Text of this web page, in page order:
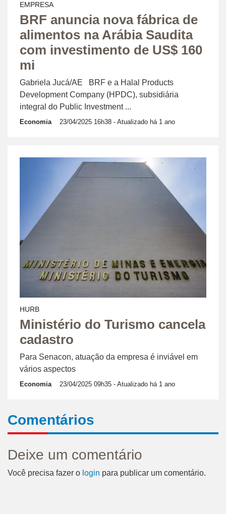
EMPRESA
BRF anuncia nova fábrica de
alimentos na Arábia Saudita
com investimento de US$ 160
mi
Gabriela Jucá/AE BRF e a Halal Products
Development Company (HPDC), subsidiária
integral do Public Investment ...
Economia 23/04/2025 16h38 - Atualizado há 1 ano
HURB
Ministério do Turismo cancela
cadastro
Para Senacon, atuação da empresa é inviável em
vários aspectos
Economia 23/04/2025 09h35 - Atualizado há 1 ano
Comentários
Deixe um comentário
Você precisa fazer o login para publicar um comentário.